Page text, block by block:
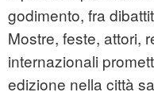
godimento, fra
Mostre, feste, attori,
internazionali
edizione nella città